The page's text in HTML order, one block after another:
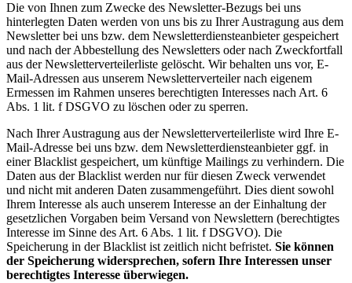
Die von Ihnen zum Zwecke des Newsletter-Bezugs bei uns
hinterlegten Daten werden von uns bis zu Ihrer Austragung aus dem
Newsletter bei uns bzw. dem Newsletterdiensteanbieter gespeichert
und nach der Abbestellung des Newsletters oder nach Zweckfortfall
aus der Newsletterverteilerliste gelöscht. Wir behalten uns vor, E-
Mail-Adressen aus unserem Newsletterverteiler nach eigenem
Ermessen im Rahmen unseres berechtigten Interesses nach Art. 6
Abs. 1 lit. f DSGVO zu löschen oder zu sperren.
Nach Ihrer Austragung aus der Newsletterverteilerliste wird Ihre E-
Mail-Adresse bei uns bzw. dem Newsletterdiensteanbieter ggf. in
einer Blacklist gespeichert, um künftige Mailings zu verhindern. Die
Daten aus der Blacklist werden nur für diesen Zweck verwendet
und nicht mit anderen Daten zusammengeführt. Dies dient sowohl
Ihrem Interesse als auch unserem Interesse an der Einhaltung der
gesetzlichen Vorgaben beim Versand von Newslettern (berechtigtes
Interesse im Sinne des Art. 6 Abs. 1 lit. f DSGVO). Die
Speicherung in der Blacklist ist zeitlich nicht befristet. Sie können
der Speicherung widersprechen, sofern Ihre Interessen unser
berechtigtes Interesse überwiegen.